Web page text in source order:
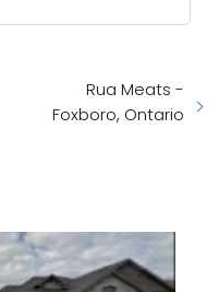
Rua Meats -
Foxboro, Ontario